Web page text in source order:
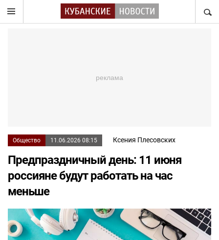
Общество 11.06.2026 08:15 Ксения Плесовских
Предпраздничный день: 11 июня
россияне будут работать на час
меньше